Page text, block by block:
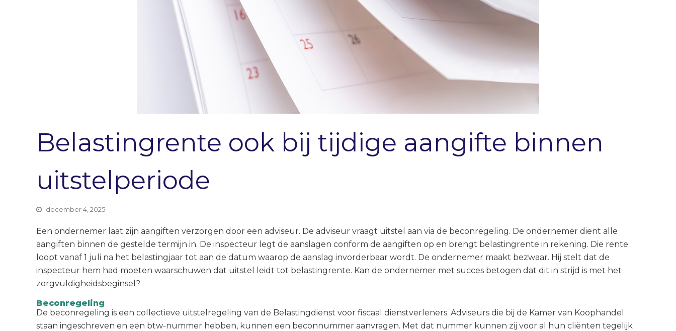
Belastingrente ook bij tijdige aangifte binnen
uitstelperiode
december 4, 2025
Een ondernemer laat zijn aangiften verzorgen door een adviseur. De adviseur vraagt uitstel aan via de beconregeling. De ondernemer dient alle
aangiften binnen de gestelde termijn in. De inspecteur legt de aanslagen conform de aangiften op en brengt belastingrente in rekening. Die rente
loopt vanaf 1 juli na het belastingjaar tot aan de datum waarop de aanslag invorderbaar wordt. De ondernemer maakt bezwaar. Hij stelt dat de
inspecteur hem had moeten waarschuwen dat uitstel leidt tot belastingrente. Kan de ondernemer met succes betogen dat dit in strijd is met het
zorgvuldigheidsbeginsel?
Beconregeling
De beconregeling is een collectieve uitstelregeling van de Belastingdienst voor fiscaal dienstverleners. Adviseurs die bij de Kamer van Koophandel
staan ingeschreven en een btw-nummer hebben, kunnen een beconnummer aanvragen. Met dat nummer kunnen zij voor al hun cliënten tegelijk